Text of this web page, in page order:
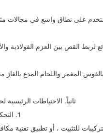
على نطاق واسع في مجالات
القص بين العزم الفولاذية
المغمر واللحام المدع بالغاز
ثانياً. الاحتياطات الرئيسية
1.
للتثبيت ، أو تطبيق تقنية